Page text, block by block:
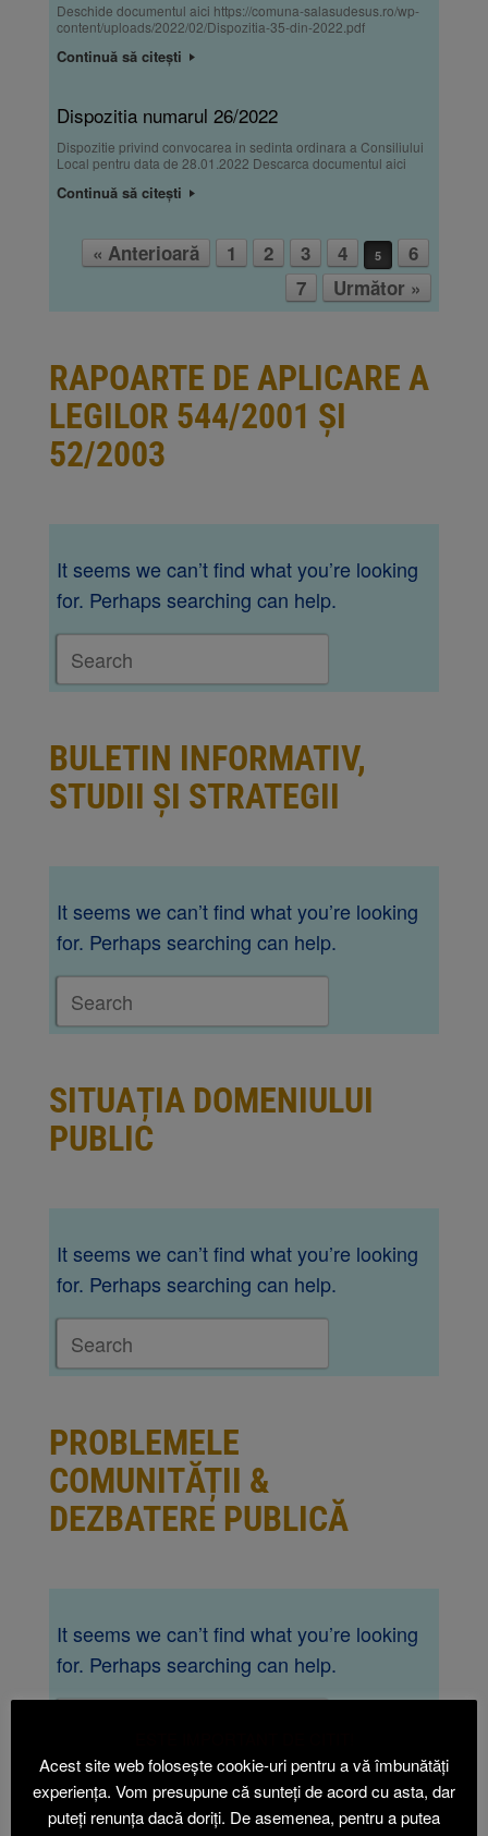
Deschide documentul aici https://comuna-salasudesus.ro/wp-
content/uploads/2022/02/Dispozitia-35-din-2022.pdf
Continuă să citești
Dispozitia numarul 26/2022
Dispozitie privind convocarea in sedinta ordinara a Consiliului
Local pentru data de 28.01.2022 Descarca documentul aici
Continuă să citești
« Anterioară 1 2 3 4 5
6
7
Următor »
RAPOARTE DE APLICARE A
LEGILOR 544/2001 ȘI
52/2003
It seems we can’t find what you’re looking
for. Perhaps searching can help.
BULETIN INFORMATIV,
STUDII ȘI STRATEGII
It seems we can’t find what you’re looking
for. Perhaps searching can help.
SITUAȚIA DOMENIULUI
PUBLIC
It seems we can’t find what you’re looking
for. Perhaps searching can help.
PROBLEMELE
COMUNITĂȚII &
DEZBATERE PUBLICĂ
It seems we can’t find what you’re looking
for. Perhaps searching can help.
[gwolle_gb]
Acest site web folosește cookie-uri pentru a vă îmbunătăți
experiența. Vom presupune că sunteți de acord cu asta, dar
puteți renunța dacă doriți. De asemenea, pentru a putea